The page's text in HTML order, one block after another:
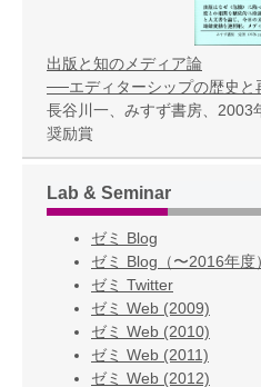
出版と知のメディア論
──エディターシップの歴史と
長谷川一、みすず書房、2003
奨励賞
Lab & Seminar
ゼミ Blog
ゼミ Blog（〜2016年度）
ゼミ Twitter
ゼミ Web (2009)
ゼミ Web (2010)
ゼミ Web (2011)
ゼミ Web (2012)